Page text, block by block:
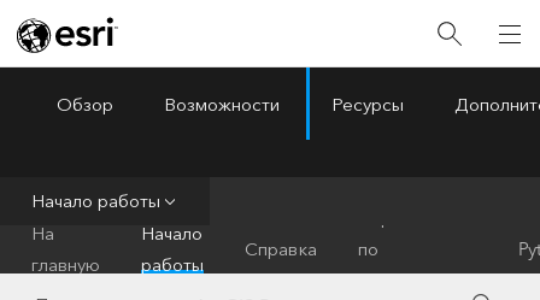
ArcGIS Pro
Обзор Возможности Ресурсы
Начало работы
На
главную
Начало
работы
Справка
по
инструментам